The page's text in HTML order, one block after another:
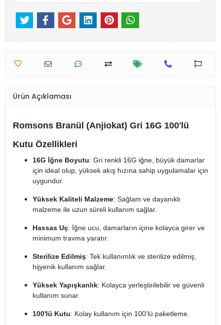
Ürün Açıklaması
Romsons Branül (Anjiokat) Gri 16G 100'lü
Kutu Özellikleri
16G İğne Boyutu: Gri renkli 16G iğne, büyük damarlar
için ideal olup, yüksek akış hızına sahip uygulamalar için
uygundur.
Yüksek Kaliteli Malzeme: Sağlam ve dayanıklı
malzeme ile uzun süreli kullanım sağlar.
Hassas Uç: İğne ucu, damarların içine kolayca girer ve
minimum travma yaratır.
Sterilize Edilmiş: Tek kullanımlık ve sterilize edilmiş,
hijyenik kullanım sağlar.
Yüksek Yapışkanlık: Kolayca yerleştirilebilir ve güvenli
kullanım sunar.
100'lü Kutu: Kolay kullanım için 100'lü paketleme.